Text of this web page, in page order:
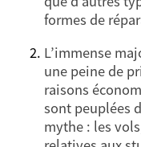
formes de
L’immense
une peine de
raisons
sont peuplées
mythe : les